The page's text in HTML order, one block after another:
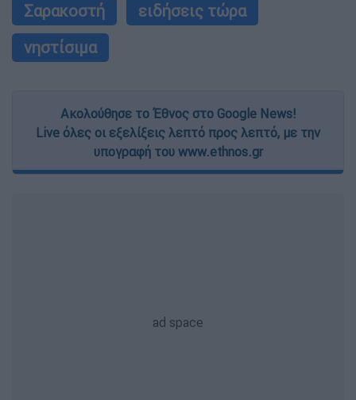
Σαρακοστή
ειδήσεις τώρα
νηστίσιμα
Ακολούθησε το Έθνος στο Google News!
Live όλες οι εξελίξεις λεπτό προς λεπτό, με την
υπογραφή του www.ethnos.gr